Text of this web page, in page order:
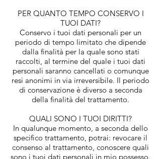
PER QUANTO TEMPO CONSERVO I
TUOI DATI?
Conservo i tuoi dati personali per un
periodo di tempo limitato che dipende
dalla finalità per la quale sono stati
raccolti, al termine del quale i tuoi dati
personali saranno cancellati o comunque
resi anonimi in via irreversibile. Il periodo
di conservazione è diverso a seconda
della finalità del trattamento.
QUALI SONO I TUOI DIRITTI?
In qualunque momento, a seconda dello
specifico trattamento, potrai: revocare il
consenso al trattamento, conoscere quali
sono i tuoi dati personali in mio possesso,